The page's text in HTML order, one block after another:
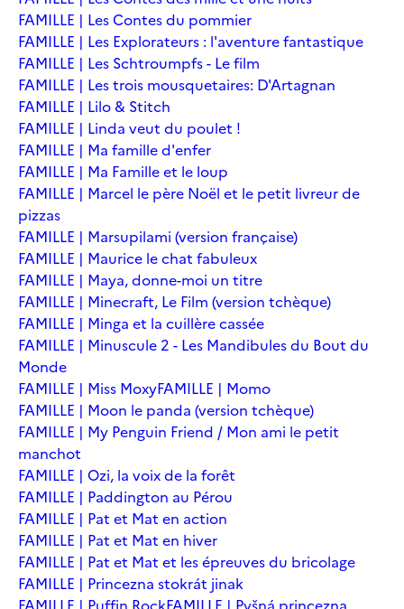
FAMILLE | Les Contes du pommier
FAMILLE | Les Explorateurs : l'aventure fantastique
FAMILLE | Les Schtroumpfs - Le film
FAMILLE | Les trois mousquetaires: D'Artagnan
FAMILLE | Lilo & Stitch
FAMILLE | Linda veut du poulet !
FAMILLE | Ma famille d'enfer
FAMILLE | Ma Famille et le loup
FAMILLE | Marcel le père Noël et le petit livreur de
pizzas
FAMILLE | Marsupilami (version française)
FAMILLE | Maurice le chat fabuleux
FAMILLE | Maya, donne-moi un titre
FAMILLE | Minecraft, Le Film (version tchèque)
FAMILLE | Minga et la cuillère cassée
FAMILLE | Minuscule 2 - Les Mandibules du Bout du
Monde
FAMILLE | Miss MoxyFAMILLE | Momo
FAMILLE | Moon le panda (version tchèque)
FAMILLE | My Penguin Friend / Mon ami le petit
manchot
FAMILLE | Ozi, la voix de la forêt
FAMILLE | Paddington au Pérou
FAMILLE | Pat et Mat en action
FAMILLE | Pat et Mat en hiver
FAMILLE | Pat et Mat et les épreuves du bricolage
FAMILLE | Princezna stokrát jinak